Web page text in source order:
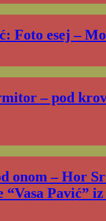
Foto esej –
– pod
onom – Hor
“Vasa Pavić”